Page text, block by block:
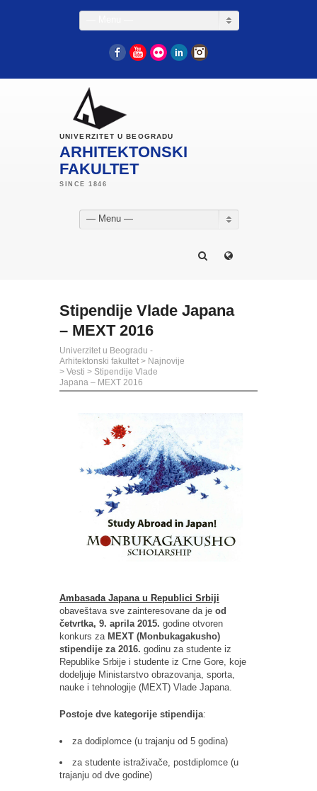
FacebookYouTube
Flickr LinkedIn
UNIVERZITET U BEOGRADU
ARHITEKTONSKI
FAKULTET
— Menu —
Stipendije Vlade Japana
– MEXT 2016
Univerzitet u Beogradu -
Arhitektonski fakultet > Najnovije
> Vesti > Stipendije Vlade
Japana – MEXT 2016
Ambasada Japana u Republici Srbiji
obaveštava sve zainteresovane da je od
četvrtka, 9. aprila 2015. godine otvoren
konkurs za MEXT (Monbukagakusho)
stipendije za 2016. godinu za studente iz
Republike Srbije i studente iz Crne Gore, koje
dodeljuje Ministarstvo obrazovanja, sporta,
nauke i tehnologije (MEXT) Vlade Japana.
Postoje dve kategorije stipendija:
za dodiplomce (u trajanju od 5 godina)
za studente istraživače, postdiplomce (u
trajanju od dve godine)